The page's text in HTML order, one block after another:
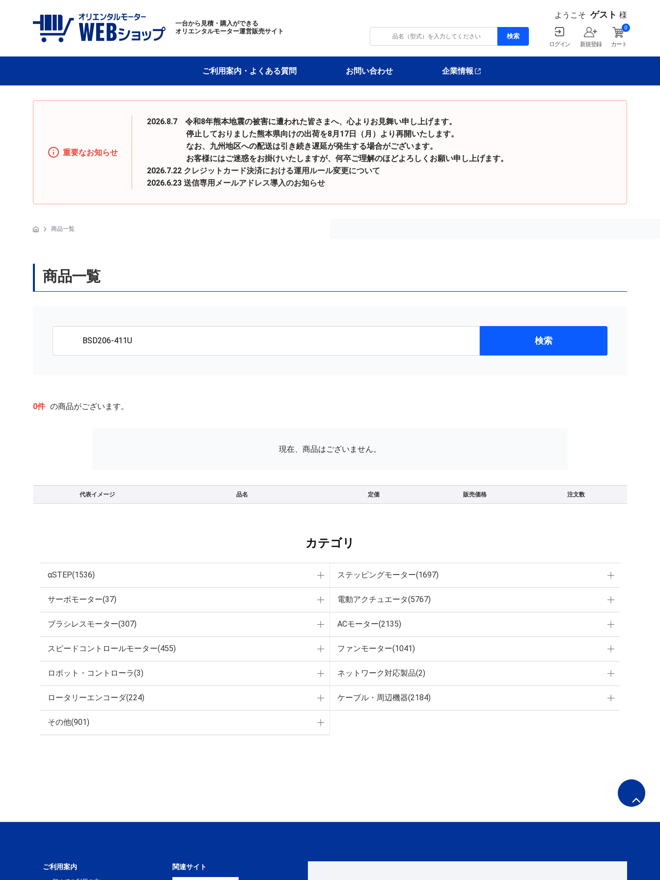
一台から見積・購入ができる
オリエンタルモーター運営販売サイト
ようこそ ゲスト 様
ログイン 新規登録 カート
0
ご利用案内・よくある質問 お問い合わせ 企業情報
重要なお知らせ
2026.8.7 令和8年熊本地震の被害に遭われた皆さまへ、心よりお見舞い申し上げます。
停止しておりました熊本県向けの出荷を8月17日（月）より再開いたします。
なお、九州地区への配送は引き続き遅延が発生する場合がございます。
お客様にはご迷惑をお掛けいたしますが、何卒ご理解のほどよろしくお願い申し上げます。
2026.7.22 クレジットカード決済における運用ルール変更について
2026.6.23送信専用メールアドレス導入のお知らせ
商品一覧
商品一覧
0件 の商品がございます。
現在、商品はございません。
代表イメージ 品名 定価 販売価格 注文数
カテゴリ
αSTEP(1536) ステッピングモーター(1697)
サーボモーター(37) 電動アクチュエータ(5767)
ブラシレスモーター(307) ACモーター(2135)
スピードコントロールモーター(455) ファンモーター(1041)
ロボット・コントローラ(3) ネットワーク対応製品(2)
ロータリーエンコーダ(224) ケーブル・周辺機器(2184)
その他(901)
ご利用案内 関連サイト